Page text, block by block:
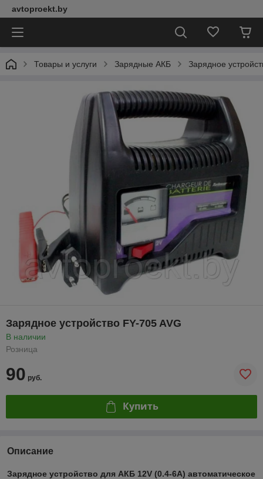
avtoproekt.by
Товары и услуги Зарядные АКБ Зарядное
Зарядное устройство FY-705 AVG
В наличии
Розница
90 руб.
Купить
Описание
Зарядное устройство для АКБ 12V (0.4-6A) автоматическое